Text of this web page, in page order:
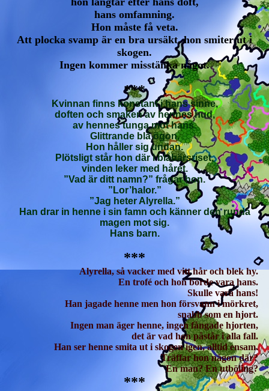
hans omfamning.
Hon måste få veta.
Att plocka svamp är en bra ursäkt, hon smiter ut i
skogen.
Ingen kommer misstänka något.
***
Kvinnan finns konstant i hans sinne,
doften och smaken av hennes hud,
av hennes tunga mot hans.
Glittrande blå ögon.
Hon håller sig undan.
Plötsligt står hon där i blåbärsriset,
vinden leker med håret.
”Vad är ditt namn?” frågar hon.
”Lor’halor.”
”Jag heter Alyrella.”
Han drar in henne i sin famn och känner den runda
magen mot sig.
Hans barn.
***
Alyrella, så vacker med vitt hår och blek hy.
En trofé och hon borde vara hans.
Skulle vara hans!
Han jagade henne men hon försvann i mörkret,
snabb som en hjort.
Ingen man äger henne, ingen fångade hjorten,
det är vad hon påstår i alla fall.
Han ser henne smita ut i skogen igen, alltid ensam.
Träffar hon någon där?
En man? En utböling?
***